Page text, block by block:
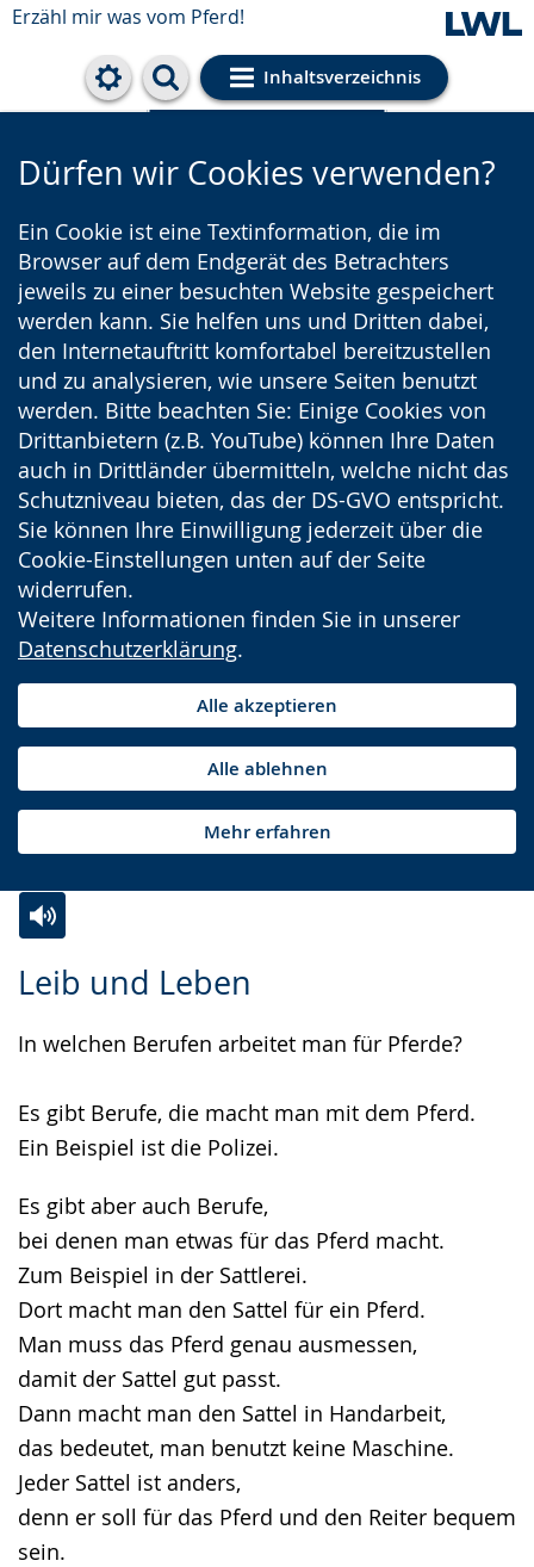
Erzähl mir was vom Pferd!
Inhaltsverzeichnis
Cookie-Einstellungen
Dürfen wir Cookies verwenden?
Ein Cookie ist eine Textinformation, die im
Browser auf dem Endgerät des Betrachters
jeweils zu einer besuchten Website gespeichert
werden kann. Sie helfen uns und Dritten dabei,
den Internetauftritt komfortabel bereitzustellen
und zu analysieren, wie unsere Seiten benutzt
werden. Bitte beachten Sie: Einige Cookies von
Drittanbietern (z.B. YouTube) können Ihre Daten
auch in Drittländer übermitteln, welche nicht das
Schutzniveau bieten, das der DS-GVO entspricht.
Sie können Ihre Einwilligung jederzeit über die
Cookie-Einstellungen unten auf der Seite
widerrufen.
Weitere Informationen finden Sie in unserer
Datenschutzerklärung.
Alle akzeptieren
Alle ablehnen
Mehr erfahren
Leib und Leben
In welchen Berufen arbeitet man für Pferde?
Es gibt Berufe, die macht man mit dem Pferd.
Ein Beispiel ist die Polizei.
Es gibt aber auch Berufe,
bei denen man etwas für das Pferd macht.
Zum Beispiel in der Sattlerei.
Dort macht man den Sattel für ein Pferd.
Man muss das Pferd genau ausmessen,
damit der Sattel gut passt.
Dann macht man den Sattel in Handarbeit,
das bedeutet, man benutzt keine Maschine.
Jeder Sattel ist anders,
denn er soll für das Pferd und den Reiter bequem
sein.
Leichten
wechseln.
Audio-
Video
Deutscher
wird
angezeigt.